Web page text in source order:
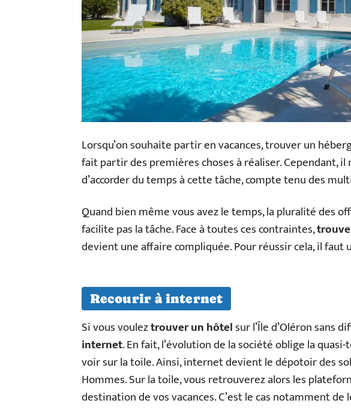
Lorsqu’on souhaite partir en vacances, trouver un
fait partir des premières choses à réaliser. Cependant, il
d’accorder du temps à cette tâche, compte tenu des
Quand bien même vous avez le temps, la pluralité des
facilite pas la tâche. Face à toutes ces contraintes,
devient une affaire compliquée. Pour réussir cela, il
Recourir à internet
Si vous vouleztrouver un hôtelsur l’Île d’Oléron sans
internet. En fait, l’évolution de la société oblige la
voir sur la toile. Ainsi, internet devient le dépotoir des
Hommes. Sur la toile, vous retrouverez alors les
destination de vos vacances. C’est le cas notamment de